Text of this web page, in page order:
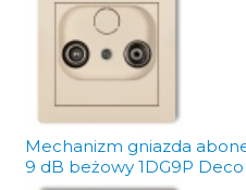
Mechanizm gniazda
9 dB beżowy 1DG9P